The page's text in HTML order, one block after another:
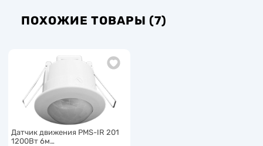
ПОХОЖИЕ ТОВАРЫ (7)
Датчик движения PMS-IR 201
1200Вт 6м…